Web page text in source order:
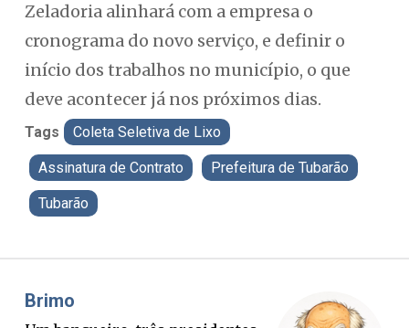
Zeladoria alinhará com a empresa o
cronograma do novo serviço, e definir o
início dos trabalhos no município, o que
deve acontecer já nos próximos dias.
Tags Coleta Seletiva de Lixo
Assinatura de Contrato Prefeitura de Tubarão
Tubarão
Misael Elias